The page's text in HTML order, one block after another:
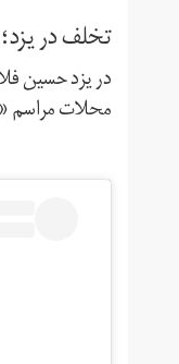
تخلف در
در یزد حسین
محلات مراسم